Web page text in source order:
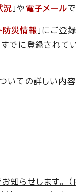
況 」や 電子メール
防災情報 」にご登
でに登録されて
いての詳しい内
知らせします。